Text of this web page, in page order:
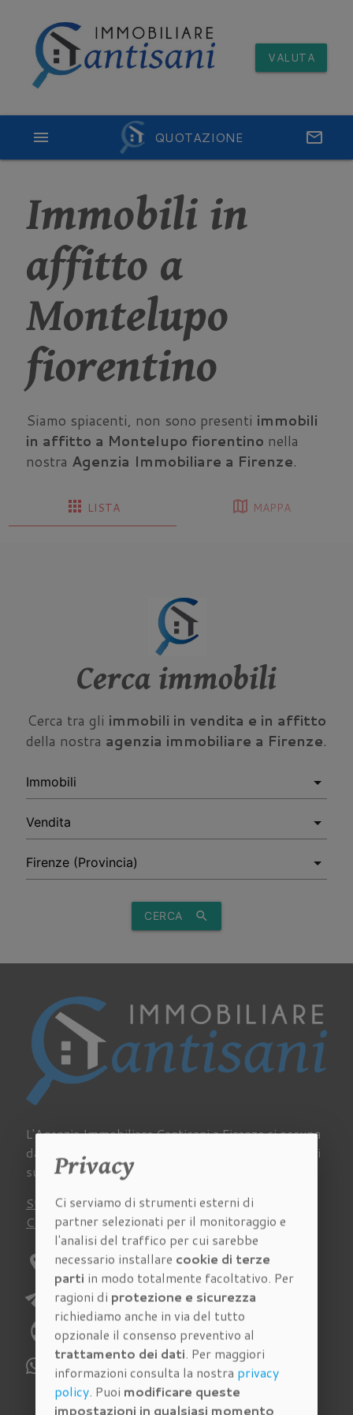
VALUTA
QUOTAZIONE email
menu
Immobili in
affitto a
Montelupo
fiorentino
Siamo spiacenti, non sono presenti immobili
in affitto a Montelupo fiorentino nella
nostra Agenzia Immobiliare a Firenze.
apps LISTA map MAPPA
Cerca immobili
Cerca tra gli immobili in vendita e in affitto
della nostra agenzia immobiliare a Firenze.
CERCA search
L'Agenzia Immobiliare Cantisani a Firenze si occupa
da sempre di acquisto, vendita e affitto di immobili
su tutto il territorio della provincia fiorentina.
Stima Chi siamo Lavora con noi Newsletter
Contatti Virtual Tour Recensioni
location_on Indirizzo:Via Pagnini 27/A Firenze
send E-mail:richieste@immobiliarecantisani.com
phone Telefono:055 4620186
WhatsApp:
329 112 6159
Privacy
Ci serviamo di strumenti esterni di
partner selezionati per il monitoraggio e
l'analisi del traffico per cui sarebbe
necessario installare cookie di terze
parti in modo totalmente facoltativo. Per
ragioni di protezione e sicurezza
richiediamo anche in via del tutto
opzionale il consenso preventivo al
trattamento dei dati. Per maggiori
informazioni consulta la nostra privacy
policy. Puoi modificare queste
impostazioni in qualsiasi momento